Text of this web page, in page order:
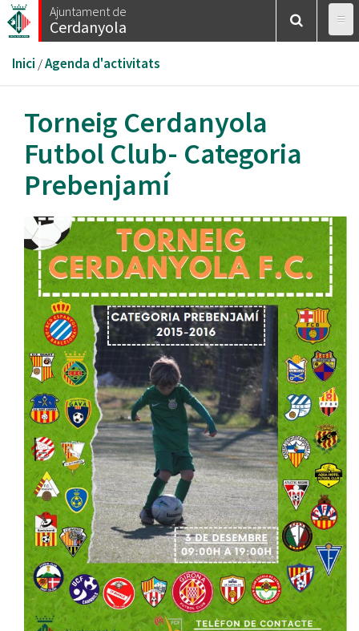
Vés
al
Ajuntament de
Cerdanyola
Esteu
aquí
Inici /Agenda d'activitats
Torneig Cerdanyola
Futbol Club- Categoria
Prebenjamí